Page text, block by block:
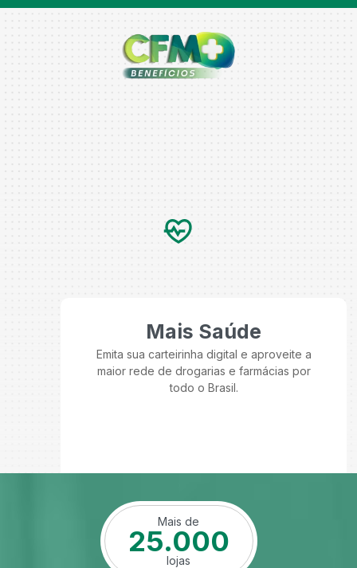
Mais Saúde
Emita sua carteirinha digital e aproveite a
maior rede de drogarias e farmácias por
todo o Brasil.
Mais de
25.000
lojas